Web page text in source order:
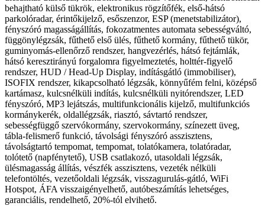
behajtható külső tükrök, elektronikus rögzítőfék, első-hátsó
parkolóradar, érintőkijelző, esőszenzor, ESP (menetstabilizátor),
fényszóró magasságállítás, fokozatmentes automata sebességváltó,
függönylégzsák, fűthető első ülés, fűthető kormány, fűthető tükör,
guminyomás-ellenőrző rendszer, hangvezérlés, hátsó fejtámlák,
hátsó keresztirányú forgalomra figyelmeztetés, holttér-figyelő
rendszer, HUD / Head-Up Display, indításgátló (immobiliser),
ISOFIX rendszer, kikapcsolható légzsák, könnyűfém felni, középső
kartámasz, kulcsnélküli indítás, kulcsnélküli nyitórendszer, LED
fényszóró, MP3 lejátszás, multifunkcionális kijelző, multifunkciós
kormánykerék, oldallégzsák, riasztó, sávtartó rendszer,
sebességfüggő szervókormány, szervokormány, színezett üveg,
tábla-felismerő funkció, távolsági fényszóró asszisztens,
távolságtartó tempomat, tempomat, tolatókamera, tolatóradar,
tolótető (napfénytető), USB csatlakozó, utasoldali légzsák,
ülésmagasság állítás, vészfék asszisztens, vezeték nélküli
telefontöltés, vezetőoldali légzsák, visszagurulás-gátló, WiFi
Hotspot, ÁFA visszaigényelhető, autóbeszámítás lehetséges,
garanciális, rendelhető, 20%-tól elvihető.